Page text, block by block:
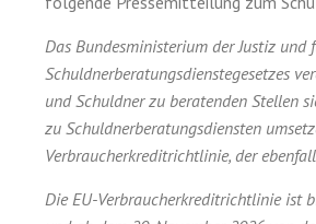
Das Bundesministerium der Justiz
Schuldnerberatungsdienstegesetzes
und Schuldner zu beratenden Stellen
zu Schuldnerberatungsdiensten
Verbraucherkreditrichtlinie, der
Die EU-Verbraucherkreditrichtlinie ist